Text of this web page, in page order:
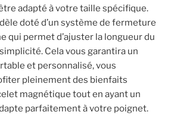
adapté à votre taille spécifique.
doté d’un système de fermeture
qui permet d’ajuster la longueur du
Cela vous garantira un
et personnalisé, vous
pleinement des bienfaits
magnétique tout en ayant un
parfaitement à votre poignet.